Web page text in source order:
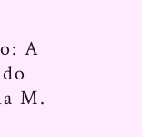
A
M.